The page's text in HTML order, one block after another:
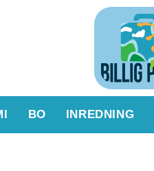
BO INREDNING